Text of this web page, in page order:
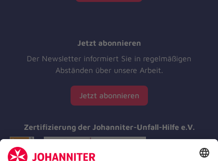
Jetzt abonnieren
Der Newsletter informiert Sie in regelmäßigen
Abständen über unsere Arbeit.
Jetzt abonnieren
Zertifizierung der Johanniter-Unfall-Hilfe e.V.